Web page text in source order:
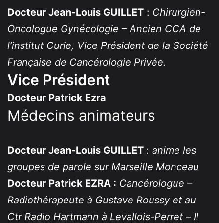
Docteur Jean-Louis GUILLET : Chirurgien-
Oncologue Gynécologie – Ancien CCA de
l’institut Curie, Vice Président de la Société
Française de Cancérologie Privée.
Vice Président
Docteur Patrick Ezra
Médecins animateurs
Docteur Jean-Louis GUILLET : anime les
groupes de parole sur Marseille Monceau
Docteur Patrick EZRA : Cancérologue –
Radiothérapeute à Gustave Roussy et au
Ctr Radio Hartmann à Levallois-Perret – Il